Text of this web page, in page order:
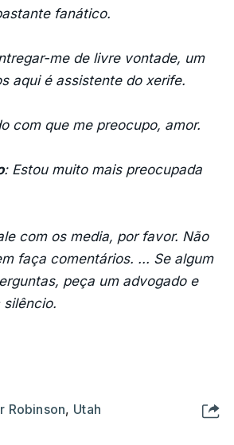
fanático.
me de livre vontade, um
aqui é assistente do xerife.
com que me preocupo, amor.
: Estou muito mais preocupada
com os media, por favor. Não
faça comentários. ... Se algum
peça um advogado e
Robinson, Utah